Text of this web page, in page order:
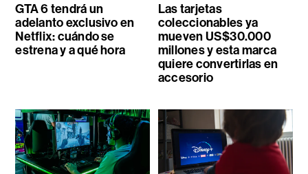
GTA 6 tendrá un
adelanto exclusivo en
Netflix: cuándo se
estrena y a qué hora
Las tarjetas
coleccionables ya
mueven US$30.000
millones y esta marca
quiere convertirlas en
accesorio